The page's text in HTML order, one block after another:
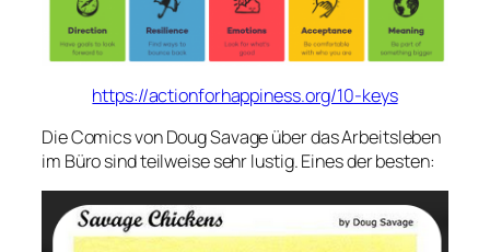
https://actionforhappiness.org/10-keys
Die Comics von Doug Savage über das Arbeitsleben
im Büro sind teilweise sehr lustig. Eines der besten: